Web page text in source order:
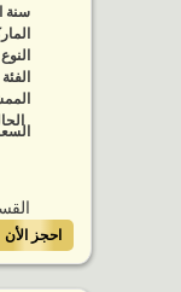
سنة
النوع
الفئة
احجز الأن